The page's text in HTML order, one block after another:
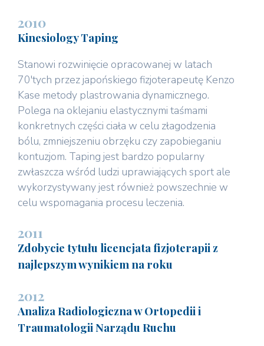
2010
Kinesiology Taping
Stanowi rozwinięcie opracowanej w latach
70'tych przez japońskiego fizjoterapeutę Kenzo
Kase metody plastrowania dynamicznego.
Polega na oklejaniu elastycznymi taśmami
konkretnych części ciała w celu złagodzenia
bólu, zmniejszeniu obrzęku czy zapobieganiu
kontuzjom. Taping jest bardzo popularny
zwłaszcza wśród ludzi uprawiających sport ale
wykorzystywany jest również powszechnie w
celu wspomagania procesu leczenia.
2011
Zdobycie tytułu licencjata fizjoterapii z
najlepszym wynikiem na roku
2012
Analiza Radiologiczna w Ortopedii i
Traumatologii Narządu Ruchu